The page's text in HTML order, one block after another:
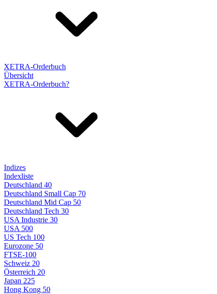
XETRA-Orderbuch
Übersicht
XETRA-Orderbuch?
Indizes
Indexliste
Deutschland 40
Deutschland Small Cap 70
Deutschland Mid Cap 50
Deutschland Tech 30
USA Industrie 30
USA 500
US Tech 100
Eurozone 50
FTSE-100
Schweiz 20
Österreich 20
Japan 225
Hong Kong 50